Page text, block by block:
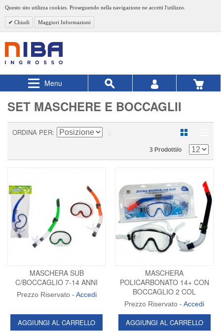
Questo sito utilizza cookies. Proseguendo nella navigazione ne accetti l'utilizzo.
Chiudi Maggiori Informazioni
Menu
SET MASCHERE E BOCCAGLII
ORDINA PER
3 Prodotti/o
MASCHERA SUB
C/BOCCAGLIO 7-14 ANNI
Prezzo Riservato - Accedi
AGGIUNGI AL CARRELLO
MASCHERA
POLICARBONATO 14+ CON
BOCCAGLIO 2 COL
Prezzo Riservato -Accedi
AGGIUNGI AL CARRELLO